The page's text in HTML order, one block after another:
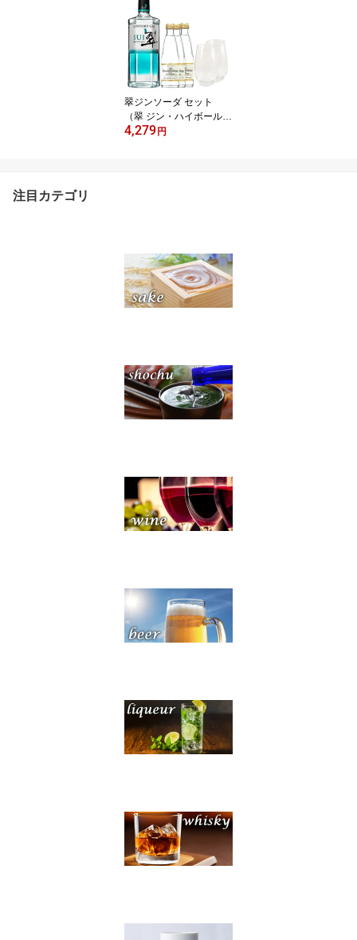
×4本と貴人グラス 2脚 本
州のみ送料無料 山口県
獺祭 日本酒 クール便 お
酒 お中元 プレゼント Gift
翠ジンソーダ セット
（翠 ジン・ハイボールグ
ラス2個・ソーダ3本）
4,279 円
注目カテゴリ